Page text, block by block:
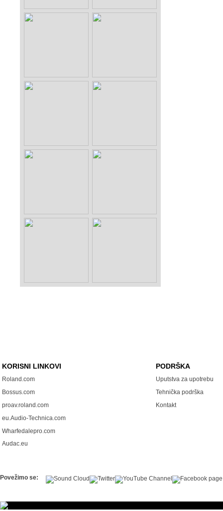
KORISNI LINKOVI
Roland.com
Bossus.com
proav.roland.com
eu.Audio-Technica.com
Wharfedalepro.com
Audac.eu
PODRŠKA
Uputstva za upotrebu
Tehnička podrška
Kontakt
Povežimo se: